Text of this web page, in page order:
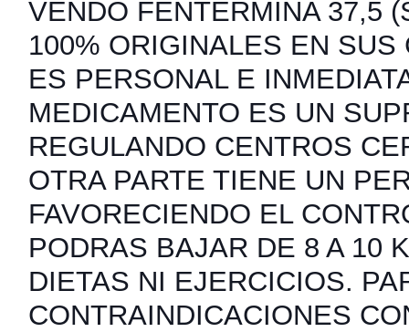
VENDO FENTERMINA 37,5
100% ORIGINALES EN
ES PERSONAL E
MEDICAMENTO ES UN
REGULANDO CENTROS
OTRA PARTE TIENE UN
FAVORECIENDO EL
PODRAS BAJAR DE 8 A 10
DIETAS NI EJERCICIOS.
CONTRAINDICACIONES